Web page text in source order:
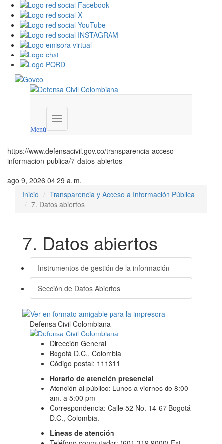
Menú
Menú
institucional
https://www.defensacivil.gov.co/transparencia-acceso-
informacion-publica/7-datos-abiertos
ago 9, 2026 04:29 a. m.
Inicio
Transparencia y Acceso a Información Pública
7. Datos abiertos
7. Datos abiertos
Instrumentos de gestión de la información
Sección de Datos Abiertos
Defensa Civil Colombiana
Dirección General
Bogotá D.C., Colombia
Código postal: 111311
Horario de atención presencial
Atención al público: Lunes a viernes de 8:00
am. a 5:00 pm
Correspondencia: Calle 52 No. 14-67 Bogotá
D.C., Colombia.
Líneas de atención